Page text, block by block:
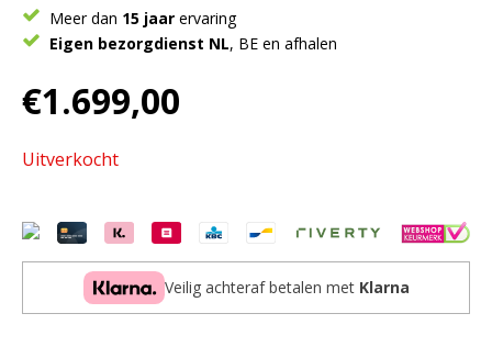
Meer dan 15 jaar ervaring
Eigen bezorgdienst NL, BE en afhalen
€1.699,00
Uitverkocht
Veilig achteraf betalen met Klarna